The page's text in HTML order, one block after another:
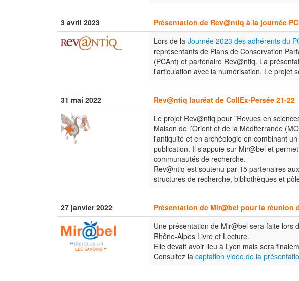
3 avril 2023
Présentation de Rev@ntiq à la journée
Lors de la Journée 2023 des adhérents du
représentants de Plans de Conservation
(PCAnt) et partenaire Rev@ntiq. La
l'articulation avec la numérisation. Le projet
31 mai 2022
Rev@ntiq lauréat de CollEx-Persée 21-22
Le projet Rev@ntiq pour "Revues en
Maison de l’Orient et de la Méditerranée
l'antiquité et en archéologie en combinant
publication. Il s'appuie sur Mir@bel et
communautés de recherche.
Rev@ntiq est soutenu par 15 partenaires
structures de recherche, bibliothèques et
27 janvier 2022
Présentation de Mir@bel pour la
Une présentation de Mir@bel sera faite lors
Rhône-Alpes Livre et Lecture.
Elle devait avoir lieu à Lyon mais sera
Consultez la captation vidéo de la